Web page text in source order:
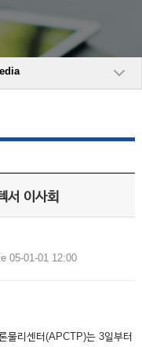
서 이사회
05-01-01 12:00
물리센터(APCTP)는 3일부터